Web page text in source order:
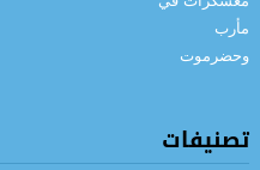
تصنيفات